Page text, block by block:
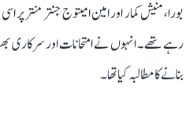
بورا، منیش کمار اور امین امیتوج جنتر منتر
رہے تھے۔ انہوں نے امتحانات اور سرکاری
بنانے کا مطالبہ کیا تھا۔